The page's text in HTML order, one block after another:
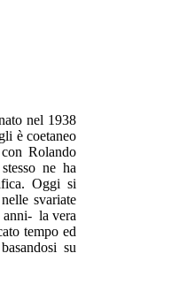
nel 1938
è coetaneo
Rolando
ne ha
Oggi si
svariate
anni- la vera
tempo ed
su